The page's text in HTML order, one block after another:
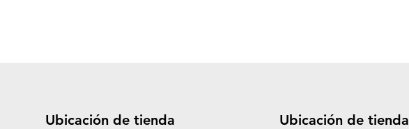
Ubicación de tienda Ubicación de tienda